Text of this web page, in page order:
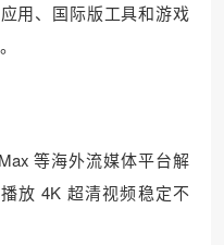
用、国际版工具和游戏
等海外流媒体平台解
放 4K 超清视频稳定不